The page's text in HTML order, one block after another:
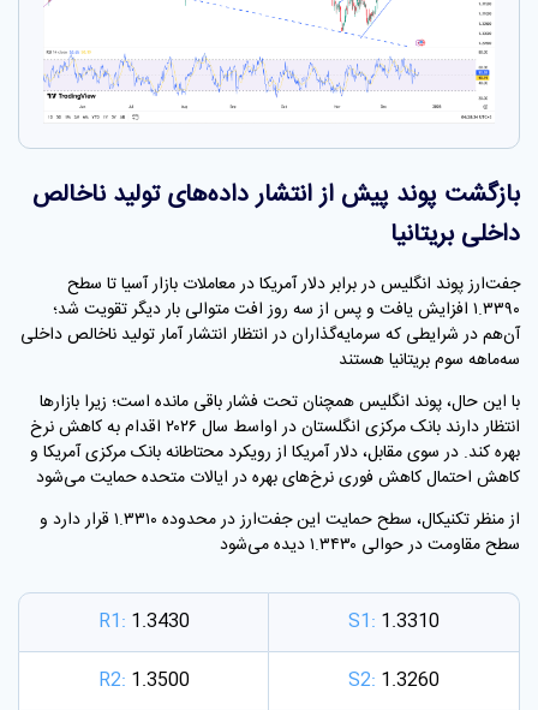
بازگشت پوند پیش از انتشار داده‌های تولید ناخالص
داخلی بریتانیا
جفت‌ارز پوند انگلیس در برابر دلار آمریکا در معاملات بازار آسیا تا سطح
۱.۳۳۹۰ افزایش یافت و پس از سه روز افت متوالی بار دیگر تقویت شد؛
آن‌هم در شرایطی که سرمایه‌گذاران در انتظار انتشار آمار تولید ناخالص داخلی
سه‌ماهه سوم بریتانیا هستند
با این حال، پوند انگلیس همچنان تحت فشار باقی مانده است؛ زیرا بازارها
انتظار دارند بانک مرکزی انگلستان در اواسط سال ۲۰۲۶ اقدام به کاهش نرخ
بهره کند. در سوی مقابل، دلار آمریکا از رویکرد محتاطانه بانک مرکزی آمریکا و
کاهش احتمال کاهش فوری نرخ‌های بهره در ایالات متحده حمایت می‌شود
از منظر تکنیکال، سطح حمایت این جفت‌ارز در محدوده ۱.۳۳۱۰ قرار دارد و
سطح مقاومت در حوالی ۱.۳۴۳۰ دیده می‌شود
R1: 1.3430 S1: 1.3310
R2: 1.3500 S2: 1.3260